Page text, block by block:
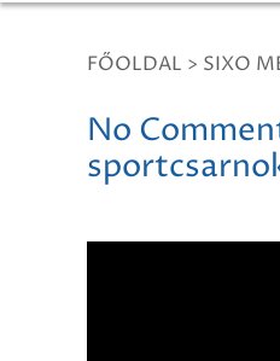
FŐOLDAL > SIXO
No